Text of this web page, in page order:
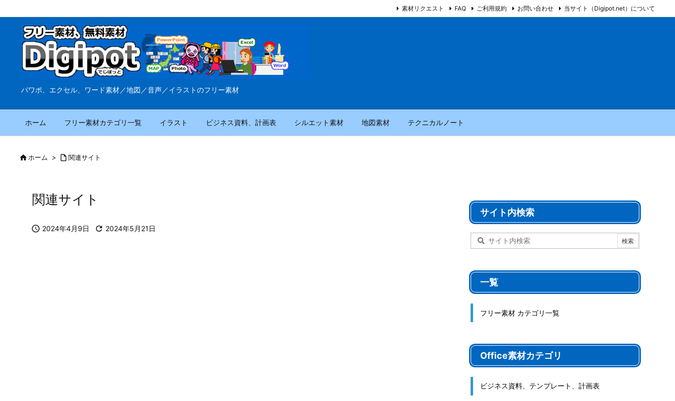
パワポ、エクセル、ワード素材／地図／音声／イラストのフリー素材
ホーム フリー素材カテゴリ一覧 イラスト ビジネス資料、計画表 シルエット素材 地図素材 テクニカルノート
素材リクエスト FAQ ご利用規約 お問い合わせ 当サイト（Digipot.net）について
ホーム >  関連サイト
関連サイト
 2024年4月9日  2024年5月21日
サイト内検索
一覧
フリー素材 カテゴリ一覧
Office素材カテゴリ
ビジネス資料、テンプレート、計画表